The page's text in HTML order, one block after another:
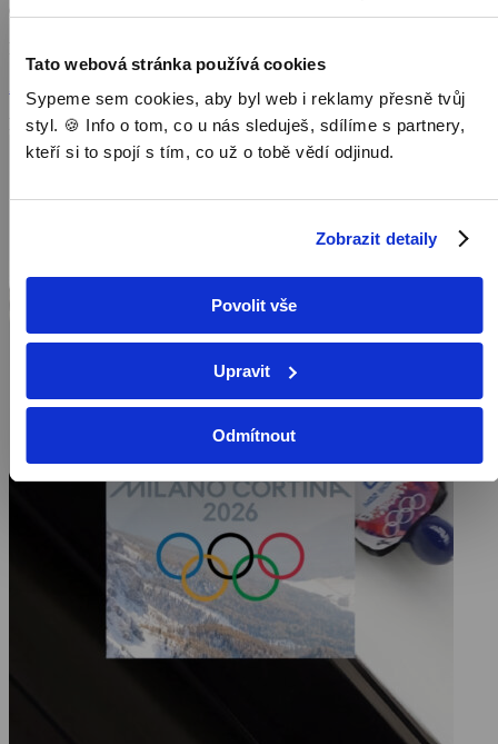
Tato webová stránka používá cookies
Sypeme sem cookies, aby byl web i reklamy přesně tvůj
styl. 🍪 Info o tom, co u nás sleduješ, sdílíme s partnery,
kteří si to spojí s tím, co už o tobě vědí odjinud.
Zobrazit detaily
Povolit vše
Upravit
Odmítnout
Pořad aktuálně není v nabídce